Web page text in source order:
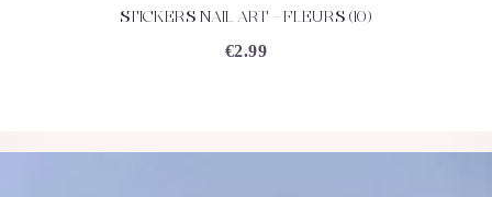
ACHETEZ DÉTAILS
STICKERS NAIL ART – FLEURS (10)
€2.99